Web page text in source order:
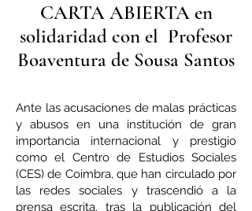
CARTA ABIERTA en
solidaridad con el Profesor
Boaventura de Sousa Santos
Ante las acusaciones de malas prácticas
y abusos en una institución de gran
importancia internacional y prestigio
como el Centro de Estudios Sociales
(CES) de Coimbra, que han circulado por
las redes sociales y trascendió a la
prensa escrita, tras la publicación del